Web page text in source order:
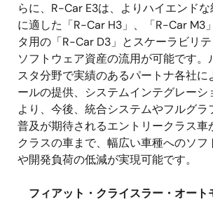
らに、R-Car E3は、よりハイエンドな
に適した「R-Car H3」、「R-Car M3
タ用の「R-Car D3」とスケーラビリテ
ソフトウェア資産の流用が可能です。
スタ分野で実績のあるパートナ各社に
ールの提供、システムインテグレーシ
より、今後、統合システムやフルグラ
普及が期待されるエントリークラス車
クラスの車まで、幅広い車種へのソフ
や開発負荷の低減が実現可能です。
フィアット・クライスラー・オート